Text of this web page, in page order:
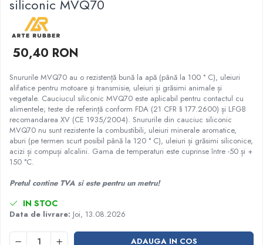
Garnituri racord filetat
Garnituri tip flanse
Pentru etansari cu gauri de trecere a
prezoanelor (full face) conform DIN
Pentru flanse plate cu umar (RF) conform
DIN 2690
siliconic MVQ70
50,40 RON
Snururile MVQ70 au o rezistență bună la apă (până la 100 ° C), uleiuri
alifatice pentru motoare și transmisie, uleiuri și grăsimi animale și
vegetale. Cauciucul siliconic MVQ70 este aplicabil pentru contactul cu
alimentele; teste de referință conform FDA (21 CFR § 177.2600) și LFGB
recomandarea XV (CE 1935/2004). Snururile din cauciuc siliconic
MVQ70 nu sunt rezistente la combustibili, uleiuri minerale aromatice,
aburi (pe termen scurt posibil până la 120 ° C), uleiuri și grăsimi siliconice,
acizi și compuși alcalini. Gama de temperaturi este cuprinse între -50 și +
150 °C.
Pretul contine TVA si este pentru un metru!
IN STOC
Data de livrare: Joi, 13.08.2026
ADAUGA IN COS